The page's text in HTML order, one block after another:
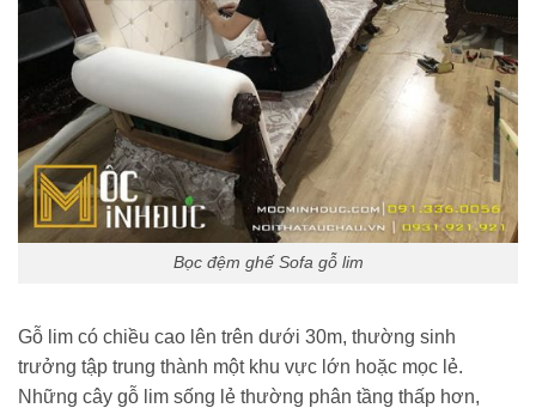
Bọc đệm ghế Sofa gỗ lim
Gỗ lim có chiều cao lên trên dưới 30m, thường sinh
trưởng tập trung thành một khu vực lớn hoặc mọc lẻ.
Những cây gỗ lim sống lẻ thường phân tầng thấp hơn,